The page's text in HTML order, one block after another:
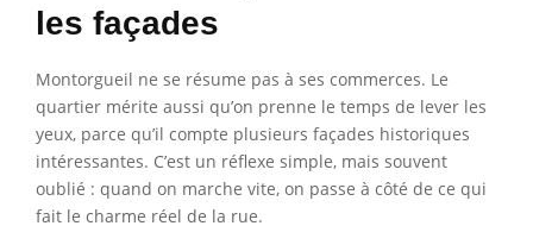
les façades
Montorgueil ne se résume pas à ses commerces. Le
quartier mérite aussi qu’on prenne le temps de lever les
yeux, parce qu’il compte plusieurs façades historiques
intéressantes. C’est un réflexe simple, mais souvent
oublié : quand on marche vite, on passe à côté de ce qui
fait le charme réel de la rue.